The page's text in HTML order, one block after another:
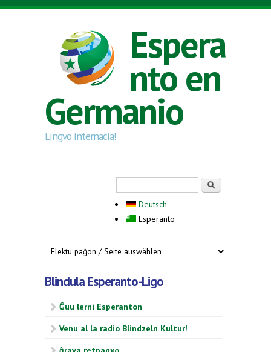
Skip to main content
Espera
nto en
Germanio
Lingvo internacia!
Deutsch
Esperanto
Blindula Esperanto-Ligo
Ĝuu lerni Esperanton
Venu al la radio Blindzeln Kultur!